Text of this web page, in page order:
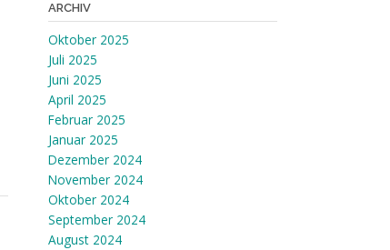
ARCHIV
Oktober 2025
Juli 2025
Juni 2025
April 2025
Februar 2025
Januar 2025
Dezember 2024
November 2024
Oktober 2024
September 2024
August 2024